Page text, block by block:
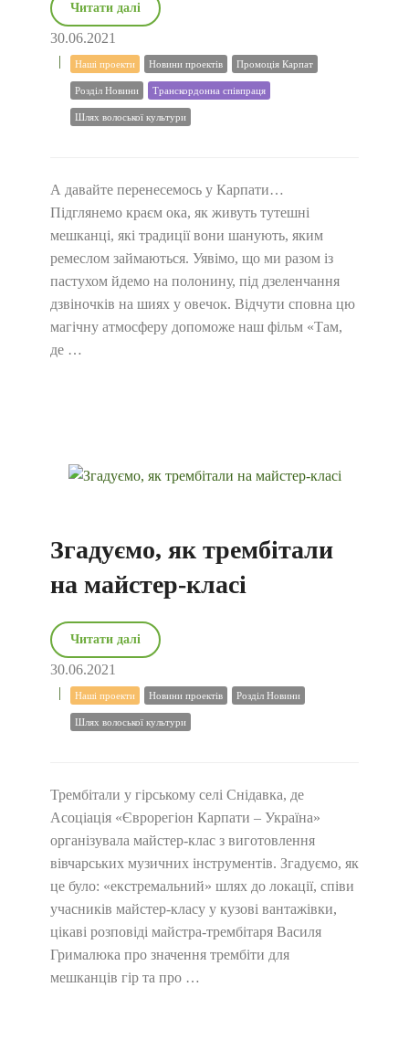
Читати далі
30.06.2021
Наші проекти Новини проектів Промоція Карпат
Розділ Новини Транскордонна співпраця
Шлях волоської культури
А давайте перенесемось у Карпати…
Підглянемо краєм ока, як живуть тутешні
мешканці, які традиції вони шанують, яким
ремеслом займаються. Уявімо, що ми разом із
пастухом йдемо на полонину, під дзеленчання
дзвіночків на шиях у овечок. Відчути сповна цю
магічну атмосферу допоможе наш фільм «Там,
де …
Згадуємо, як трембітали
на майстер-класі
Читати далі
30.06.2021
Наші проекти Новини проектів Розділ Новини
Шлях волоської культури
Трембітали у гірському селі Снідавка, де
Асоціація «Єврорегіон Карпати – Україна»
організувала майстер-клас з виготовлення
вівчарських музичних інструментів. Згадуємо, як
це було: «екстремальний» шлях до локації, співи
учасників майстер-класу у кузові вантажівки,
цікаві розповіді майстра-трембітаря Василя
Грималюка про значення трембіти для
мешканців гір та про …